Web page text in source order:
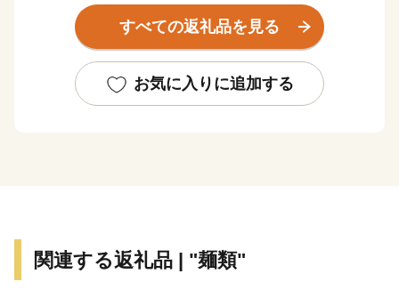
するといわれています。
だからこそ、わたしたちは「未来への一手」を打つ決断
をすべて無料にする思い切った子育て支援を行っていま
すべての返礼品を見る
お気に入りに追加する
関連する返礼品 | "麺類"